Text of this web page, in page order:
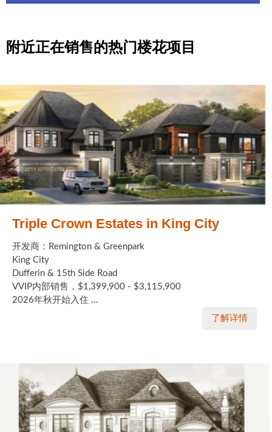
附近正在销售的热门楼花项目
Triple Crown Estates in King City
开发商：Remington & Greenpark
King City
Dufferin & 15th Side Road
VVIP内部销售，$1,399,900 - $3,115,900
2026年秋开始入住 ...
了解详情